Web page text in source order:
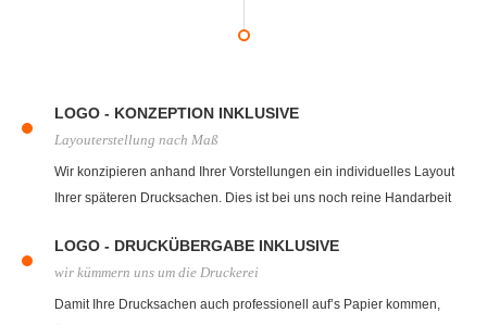
LOGO - KONZEPTION INKLUSIVE
Layouterstellung nach Maß
Wir konzipieren anhand Ihrer Vorstellungen ein individuelles Layout
Ihrer späteren Drucksachen. Dies ist bei uns noch reine Handarbeit
von uns einen Layoutentwurf.
LOGO - DRUCKÜBERGABE INKLUSIVE
wir kümmern uns um die Druckerei
Damit Ihre Drucksachen auch professionell auf’s Papier kommen,